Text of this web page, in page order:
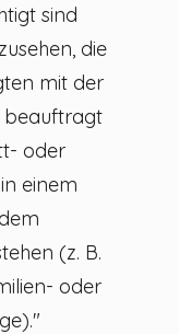
sind
die
mit der
beauftragt
oder
einem
(z. B.
oder